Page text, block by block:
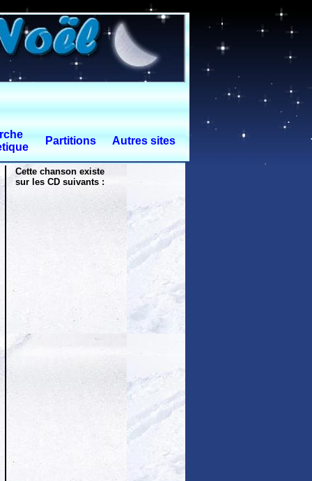
Partitions Autres sites
Cette chanson existe
sur les CD suivants :